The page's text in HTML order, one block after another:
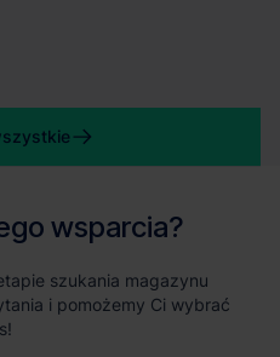
wsparcia?
szukania magazynu
i pomożemy Ci wybrać